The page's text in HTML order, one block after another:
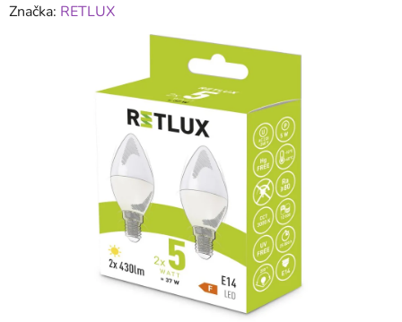
hodnocení
Značka: RETLUX